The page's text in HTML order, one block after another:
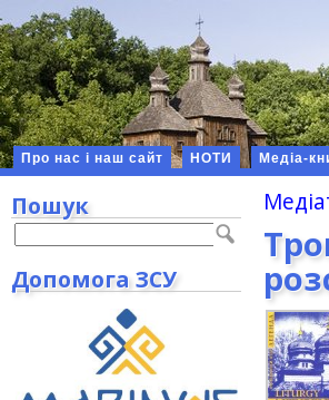
Про нас і наш сайт НОТИ Медіа-
Пошук
Допомога ЗСУ